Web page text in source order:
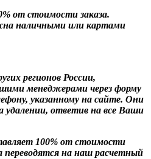
от стоимости заказа.
наличными или картами
регионов России,
менеджерами через форму
указанному на сайте. Они
удалении, ответив на все Ваши
100% от стоимости
переводятся на наш расчетный